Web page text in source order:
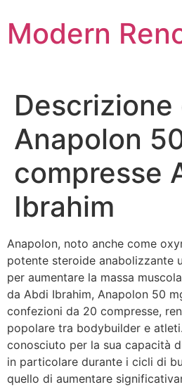
to
content
Modern
Descrizione
Anapolon
compresse
Ibrahim
Anapolon, noto anche come
potente steroide anabolizzante
per aumentare la massa
da Abdi Ibrahim, Anapolon 50
confezioni da 20 compresse,
popolare tra bodybuilder e
conosciuto per la sua capacità
in particolare durante i cicli di
quello di aumentare